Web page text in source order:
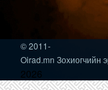
© 2011-
Oirad.mn Зохиогчийн
2026